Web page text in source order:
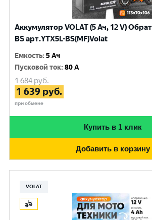
Аккумулятор VOLAT (5 Ач, 12 V)
BS арт.YTX5L-BS(MF)Volat
Емкость:5 Ач
Пусковой ток:80 A
1 684руб.
1 639 руб.
при обмене
Купить в 1 клик
Добавить в корзину
VOLAT